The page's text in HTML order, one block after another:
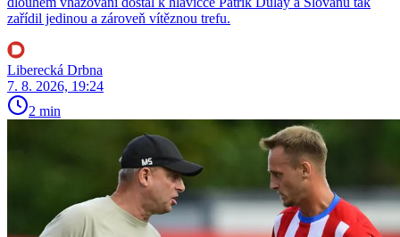
zařídil jedinou a zároveň vítěznou trefu.
Liberecká Drbna
7. 8. 2026, 19:24
2 min